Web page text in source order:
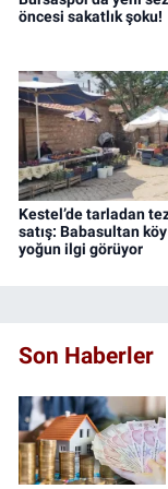
öncesi sakatlık şoku!
Kestel’de tarladan
satış: Babasultan köy
yoğun ilgi görüyor
Son Haberler